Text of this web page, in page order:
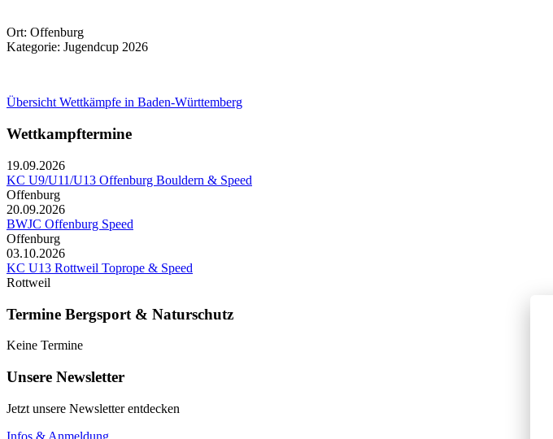
Ort: Offenburg
Kategorie: Jugendcup 2026
Übersicht Wettkämpfe in Baden-Württemberg
Wettkampftermine
19.09.2026
KC U9/U11/U13 Offenburg Bouldern & Speed
Offenburg
20.09.2026
BWJC Offenburg Speed
Offenburg
03.10.2026
KC U13 Rottweil Toprope & Speed
Rottweil
Termine Bergsport & Naturschutz
Keine Termine
Unsere Newsletter
Jetzt unsere Newsletter entdecken
Infos & Anmeldung